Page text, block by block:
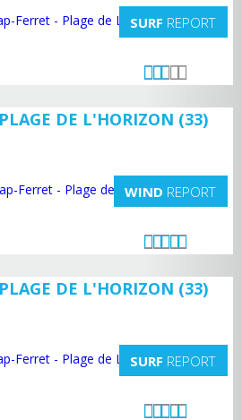
SURF REPORT
DE L'HORIZON (33)
WIND REPORT
DE L'HORIZON (33)
SURF REPORT